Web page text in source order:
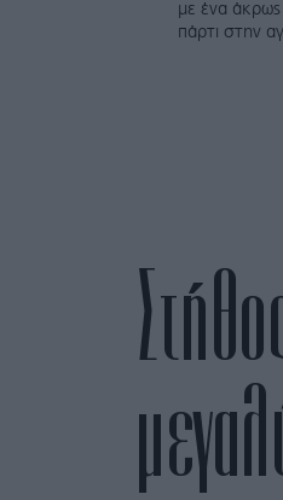
με ένα άκρως
πάρτι στην